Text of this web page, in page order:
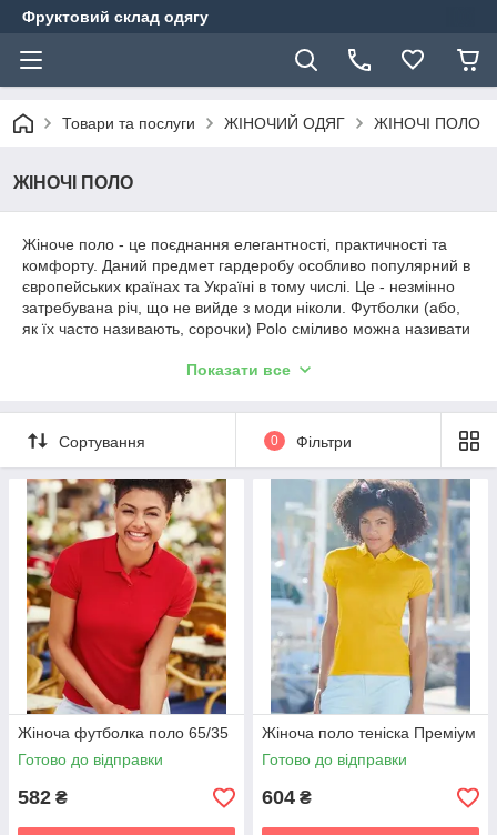
Фруктовий склад одягу
Товари та послуги ЖІНОЧИЙ ОДЯГ ЖІНОЧІ ПОЛО
ЖІНОЧІ ПОЛО
Жіноче поло - це поєднання елегантності, практичності та
комфорту. Даний предмет гардеробу особливо популярний в
європейських країнах та Україні в тому числі. Це - незмінно
затребувана річ, що не вийде з моди ніколи. Футболки (або,
як їх часто називають, сорочки) Polo сміливо можна називати
Показати все
Сортування 0 Фільтри
Жіноча футболка поло 65/35
Готово до відправки
582 ₴
Жіноча поло теніска Преміум
Готово до відправки
604 ₴